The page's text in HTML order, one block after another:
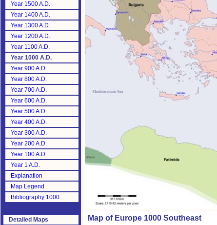
Year 1500 A.D.
Year 1400 A.D.
Year 1300 A.D.
Year 1200 A.D.
Year 1100 A.D.
Year 1000 A.D.
Year 900 A.D.
Year 800 A.D.
Year 700 A.D.
Year 600 A.D.
Year 500 A.D.
Year 400 A.D.
Year 300 A.D.
Year 200 A.D.
Year 100 A.D.
Year 1 A.D.
Explanation
Map Legend
Bibliography 1000
Detailed Maps
Map of Europe 1000 Southeast